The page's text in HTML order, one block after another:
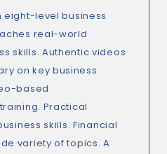
eight-level business
real-world
skills. Authentic videos
on key business
based
Practical
skills. Financial
variety of topics. A